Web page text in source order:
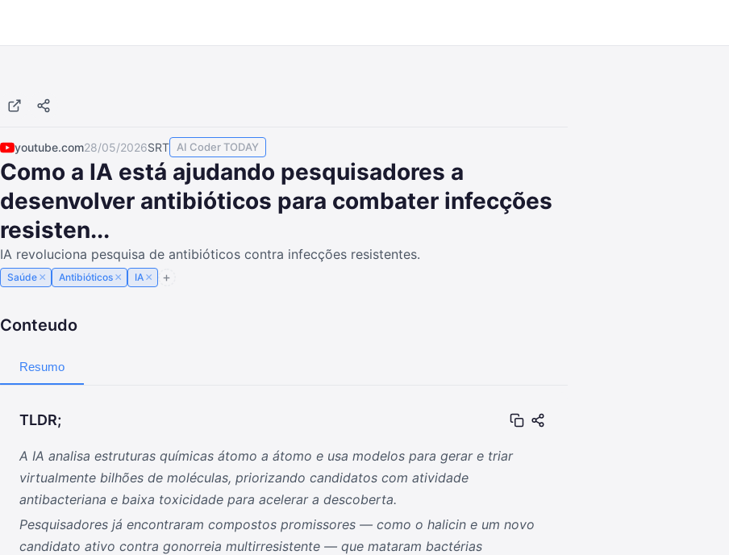
youtube.com28/05/2026SRT AI Coder TODAY
Como a IA está ajudando pesquisadores a
desenvolver antibióticos para combater infecções
resisten...
IA revoluciona pesquisa de antibióticos contra infecções resistentes.
Saúde × Antibióticos × IA ×
Conteudo
Resumo
TLDR;
A IA analisa estruturas químicas átomo a átomo e usa modelos para gerar e triar
virtualmente bilhões de moléculas, priorizando candidatos com atividade
antibacteriana e baixa toxicidade para acelerar a descoberta.
Pesquisadores já encontraram compostos promissores — como o halicin e um novo
candidato ativo contra gonorreia multirresistente — que mataram bactérias